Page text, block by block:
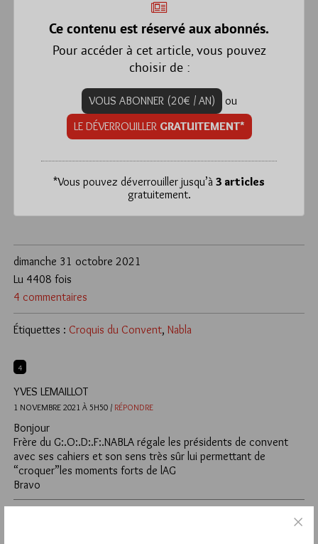
Ce contenu est réservé aux abonnés.
Pour accéder à cet article, vous pouvez
choisir de :
VOUS ABONNER (20€ / AN)
ou
LE DÉVERROUILLER GRATUITEMENT*
*Vous pouvez déverrouiller jusqu’à 3 articles
gratuitement.
dimanche 31 octobre 2021
4 commentaires
Lu 4408 fois
Étiquettes : Croquis du Convent, Nabla
4
YVES LEMAILLOT
1 NOVEMBRE 2021 À 5H50 / RÉPONDRE
Bonjour
Frère du G:.O:.D:.F:.NABLA régale les présidents de convent
avec ses cahiers et son sens très sûr lui permettant de
“croquer”les moments forts de lAG
Bravo